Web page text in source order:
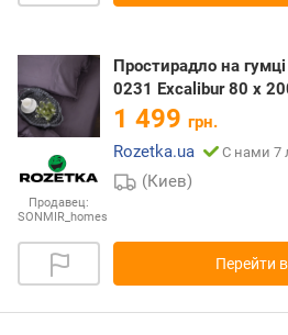
Продавец:
SONMIR_homes
Простирадло на
0231 Excalibur 80 х
1 499 грн.
Rozetka.ua
С нами 7
(Киев)
Перейти